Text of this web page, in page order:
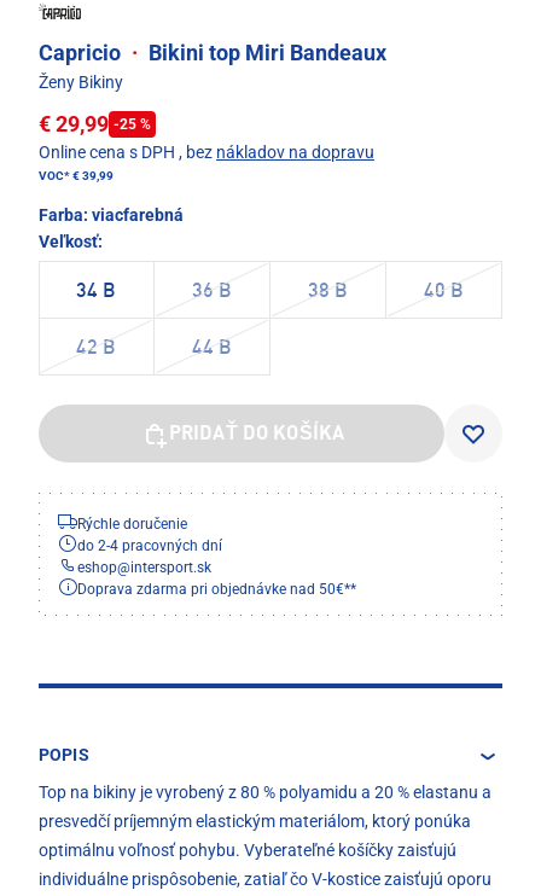
Capricio · Bikini top Miri Bandeaux
Ženy Bikiny
€ 29,99 -25 %
Online cena s DPH , bez nákladov na dopravu
VOC*€ 39,99
Farba: viacfarebná
Veľkosť:
34 B 36 B 38 B 40 B
42 B 44 B
PRIDAŤ DO KOŠÍKA
Rýchle doručenie
do 2-4 pracovných dní
eshop@intersport.sk
Doprava zdarma pri objednávke nad 50€**
POPIS
Top na bikiny je vyrobený z 80 % polyamidu a 20 % elastanu a
presvedčí príjemným elastickým materiálom, ktorý ponúka
optimálnu voľnosť pohybu. Vyberateľné košíčky zaisťujú
individuálne prispôsobenie, zatiaľ čo V-kostice zaisťujú oporu